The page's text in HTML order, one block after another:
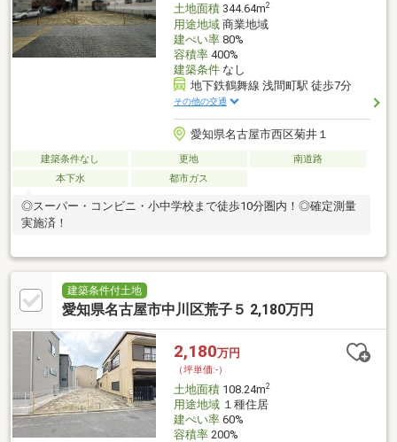
土地面積344.64m2
用途地域商業地域
建ぺい率80%
容積率400%
建築条件なし
地下鉄鶴舞線 浅間町駅 徒歩7分
その他の交通
愛知県名古屋市西区菊井１
建築条件なし 更地
南道路
本下水
都市ガス
◎スーパー・コンビニ・小中学校まで徒歩10分圏内！◎確定測量
実施済！
建築条件付土地
愛知県名古屋市中川区荒子５ 2,180万円
2,180万円
（坪単価:-）
土地面積108.24m2
用途地域１種住居
建ぺい率60%
容積率200%